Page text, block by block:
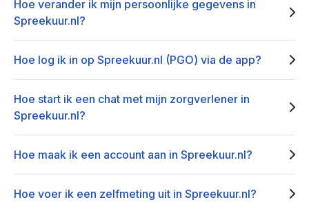
Hoe verander ik mijn persoonlijke gegevens in
Spreekuur.nl?
Hoe log ik in op Spreekuur.nl (PGO) via de app?
Hoe start ik een chat met mijn zorgverlener in
Spreekuur.nl?
Hoe maak ik een account aan in Spreekuur.nl?
Hoe voer ik een zelfmeting uit in Spreekuur.nl?